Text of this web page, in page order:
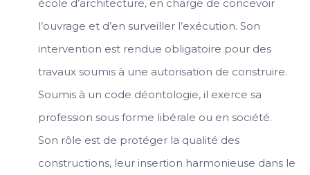
école d’architecture, en charge de concevoir
l’ouvrage et d’en surveiller l’exécution. Son
intervention est rendue obligatoire pour des
travaux soumis à une autorisation de construire.
Soumis à un code déontologie, il exerce sa
profession sous forme libérale ou en société.
Son rôle est de protéger la qualité des
constructions, leur insertion harmonieuse dans le